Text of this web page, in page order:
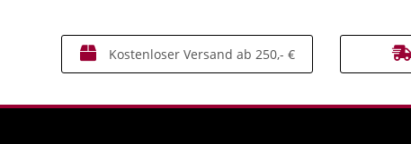
Kostenloser Versand ab 250,- €